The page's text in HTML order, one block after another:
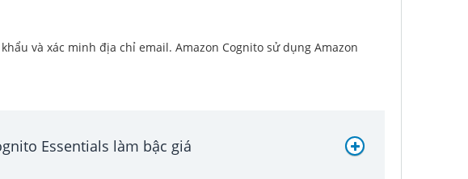
và xác minh địa chỉ email. Amazon Cognito sử dụng Amazon
Essentials làm bậc giá